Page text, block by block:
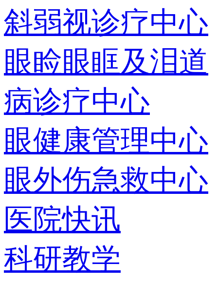
斜弱视诊疗中心
眼睑眼眶及泪道
病诊疗中心
眼健康管理中心
眼外伤急救中心
医院快讯
科研教学